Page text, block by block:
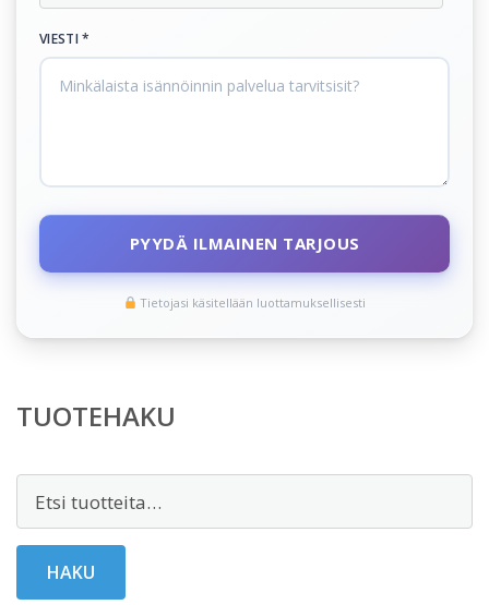
VIESTI *
PYYDÄ ILMAINEN TARJOUS
Tietojasi käsitellään luottamuksellisesti
TUOTEHAKU
HAKU